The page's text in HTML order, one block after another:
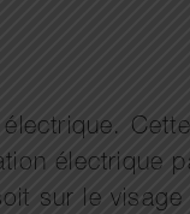
électrique
sur le